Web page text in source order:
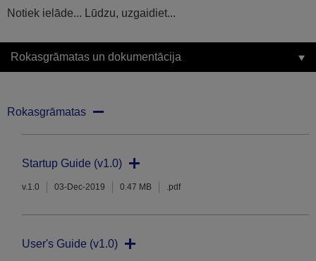
Notiek ielāde... Lūdzu, uzgaidiet...
Rokasgrāmatas un dokumentācija
Rokasgrāmatas
Startup Guide (v1.0)
v.1.0 03-Dec-2019 0.47 MB .pdf
User's Guide (v1.0)